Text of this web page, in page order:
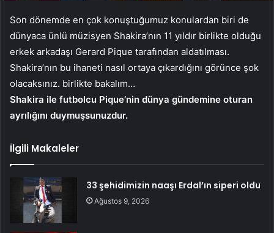
Son dönemde en çok konuştuğumuz konulardan biri de
dünyaca ünlü müzisyen Shakira’nın 11 yıldır birlikte olduğu
erkek arkadaşı Gerard Pique tarafından aldatılması.
Shakira’nın bu ihaneti nasıl ortaya çıkardığını görünce şok
olacaksınız. birlikte bakalım…
Shakira ile futbolcu Pique’nin dünya gündemine oturan
ayrılığını duymuşsunuzdur.
İlgili Makaleler
33 şehidimizin naaşı Erdal’ın siperi oldu
Ağustos 9, 2026